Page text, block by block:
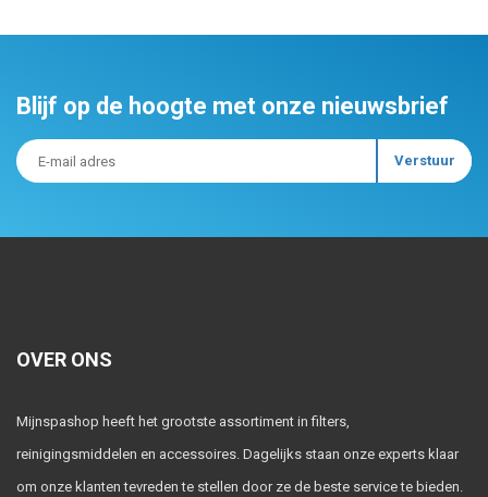
Blijf op de hoogte met onze nieuwsbrief
OVER ONS
Mijnspashop heeft het grootste assortiment in filters,
reinigingsmiddelen en accessoires. Dagelijks staan onze experts klaar
om onze klanten tevreden te stellen door ze de beste service te bieden.